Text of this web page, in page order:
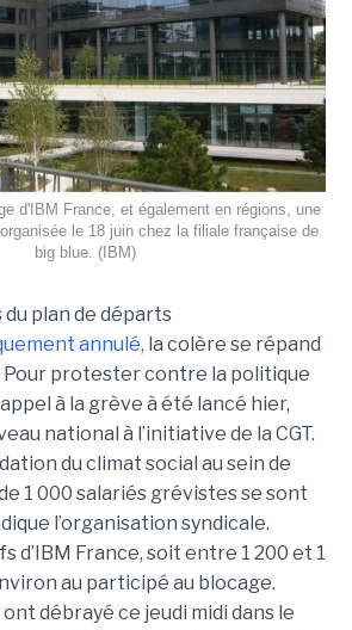
d'IBM France, et également en régions, une
le 18 juin chez la filiale française de
big blue. (IBM)
plan de départs
annulé, la colère se répand
Pour protester contre la politique
à la grève à été lancé hier,
national à l’initiative de la CGT.
du climat social au sein de
1 000 salariés grévistes se sont
l’organisation syndicale.
d’IBM France, soit entre 1 200 et 1
au participé au blocage.
débrayé ce jeudi midi dans le